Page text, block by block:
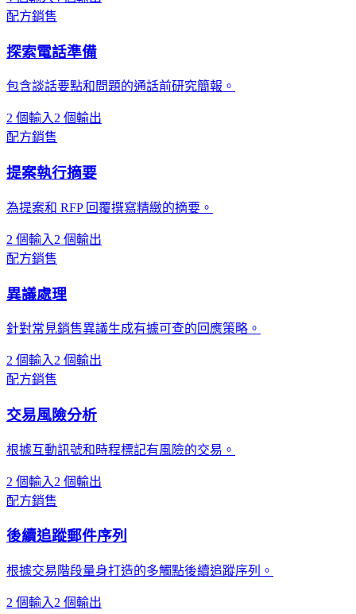
配方銷售
探索電話準備
包含談話要點和問題的通話前研究簡報。
2 個輸入 2 個輸出
配方銷售
提案執行摘要
為提案和 RFP 回覆撰寫精緻的摘要。
2 個輸入 2 個輸出
配方銷售
異議處理
針對常見銷售異議生成有據可查的回應策略。
2 個輸入 2 個輸出
配方銷售
交易風險分析
根據互動訊號和時程標記有風險的交易。
2 個輸入 2 個輸出
配方銷售
後續追蹤郵件序列
根據交易階段量身打造的多觸點後續追蹤序列。
2 個輸入 2 個輸出